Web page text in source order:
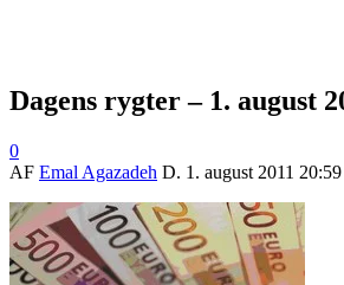
Dagens rygter – 1. august
0
AF Emal Agazadeh D. 1. august 2011 20:59